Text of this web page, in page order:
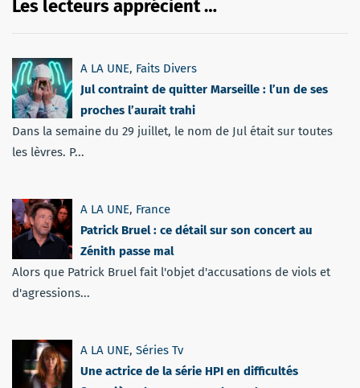
Les lecteurs apprécient …
A LA UNE, Faits Divers
Jul contraint de quitter Marseille : l’un de ses
proches l’aurait trahi
Dans la semaine du 29 juillet, le nom de Jul était sur toutes
les lèvres. P...
A LA UNE, France
Patrick Bruel : ce détail sur son concert au
Zénith passe mal
Alors que Patrick Bruel fait l'objet d'accusations de viols et
d'agressions...
A LA UNE, Séries Tv
Une actrice de la série HPI en difficultés